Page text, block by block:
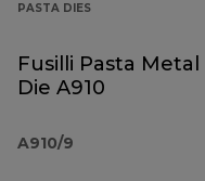
PASTA DIES
Fusilli Pasta Metal
Die A910
A910/9